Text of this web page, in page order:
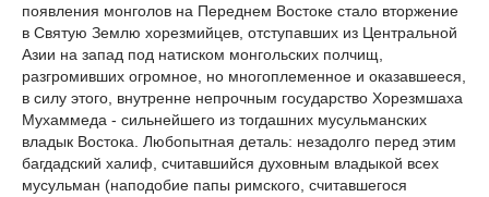
появления монголов на Переднем Востоке стало вторжение
в Святую Землю хорезмийцев, отступавших из Центральной
Азии на запад под натиском монгольских полчищ,
разгромивших огромное, но многоплеменное и оказавшееся,
в силу этого, внутренне непрочным государство Хорезмшаха
Мухаммеда - сильнейшего из тогдашних мусульманских
владык Востока. Любопытная деталь: незадолго перед этим
багдадский халиф, считавшийся духовным владыкой всех
мусульман (наподобие папы римского, считавшегося